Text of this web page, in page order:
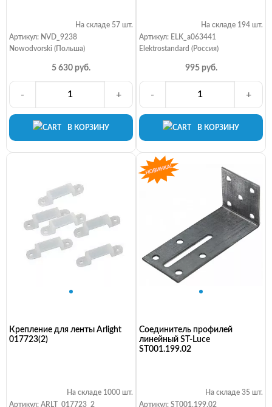
На складе 57 шт.
Артикул: NVD_9238
Nowodvorski (Польша)
5 630 руб.
В КОРЗИНУ
- +
На складе 194 шт.
Артикул: ELK_a063441
Elektrostandard (Россия)
995 руб.
В КОРЗИНУ
- +
Крепление для ленты Arlight
017723(2)
На складе 1000 шт.
Артикул: ARLT_017723_2
Соединитель профилей
линейный ST-Luce
ST001.199.02
На складе 35 шт.
Артикул: ST001.199.02